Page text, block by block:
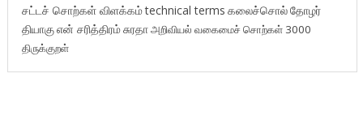
சட்டச் சொற்கள் விளக்கம்technical terms கலைச்சொல்தோழர்
தியாகுஎன் சரித்திரம்சுரதாஅறிவியல் வகைமைச் சொற்கள் 3000
திருக்குறள்